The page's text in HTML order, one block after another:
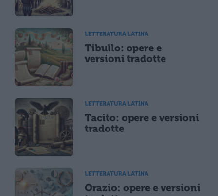
LETTERATURA LATINA
Tibullo: opere e
versioni tradotte
LETTERATURA LATINA
Tacito: opere e versioni
tradotte
LETTERATURA LATINA
Orazio: opere e versioni